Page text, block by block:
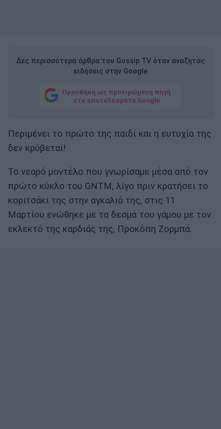
Δες περισσότερα άρθρα του Gossip TV όταν αναζητάς
ειδήσεις στην Google
Προσθήκη ως προτιμώμενη πηγή
στα αποτελέσματα Google
Περιμένει το πρώτο της παιδί και η ευτυχία της
δεν κρύβεται!
Το νεαρό μοντέλο που γνωρίσαμε μέσα από τον
πρώτο κύκλο του GNTM, λίγο πριν κρατήσει το
κοριτσάκι της στην αγκαλιά της, στις 11
Μαρτίου ενώθηκε με τα δεσμά του γάμου με τον
εκλεκτό της καρδιάς της, Προκόπη Ζορμπά.